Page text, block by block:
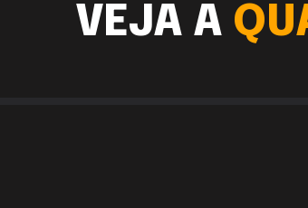
VEJA A